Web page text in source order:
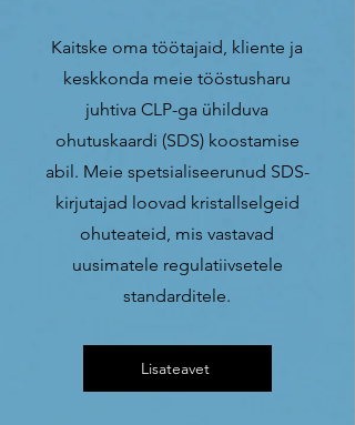
Kaitske oma töötajaid, kliente ja
keskkonda meie tööstusharu
juhtiva CLP-ga ühilduva
ohutuskaardi (SDS) koostamise
abil. Meie spetsialiseerunud SDS-
kirjutajad loovad kristallselgeid
ohuteateid, mis vastavad
uusimatele regulatiivsetele
standarditele.
Lisateavet